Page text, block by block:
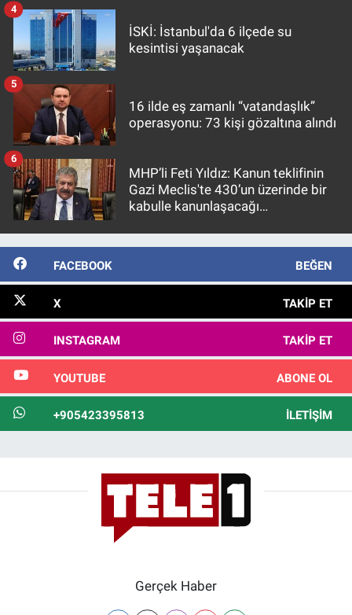
İSKİ: İstanbul'da 6 ilçede su
kesintisi yaşanacak
4
16 ilde eş zamanlı “vatandaşlık”
operasyonu: 73 kişi gözaltına alındı
5
MHP’li Feti Yıldız: Kanun teklifinin
Gazi Meclis'te 430’un üzerinde bir
kabulle kanunlaşacağı
6
FACEBOOK BEĞEN
X TAKIP ET
INSTAGRAM TAKIP ET
YOUTUBE ABONE OL
+905423395813 İLETIŞIM
Gerçek Haber